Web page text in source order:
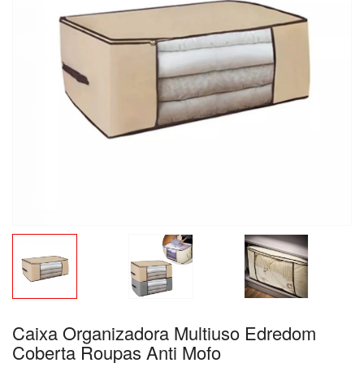
Caixa Organizadora Multiuso Edredom
Coberta Roupas Anti Mofo